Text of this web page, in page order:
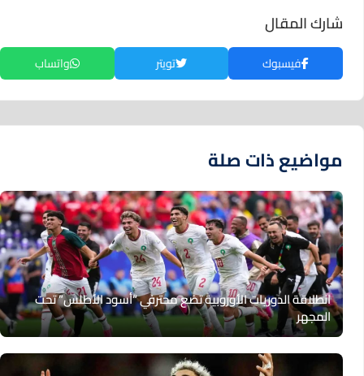
شارك المقال
فيسبوك تويتر واتساب
مواضيع ذات صلة
انطلاقة الدوريات الأوروبية تضع محترفي “أسود الأطلس” تحت
المجهر